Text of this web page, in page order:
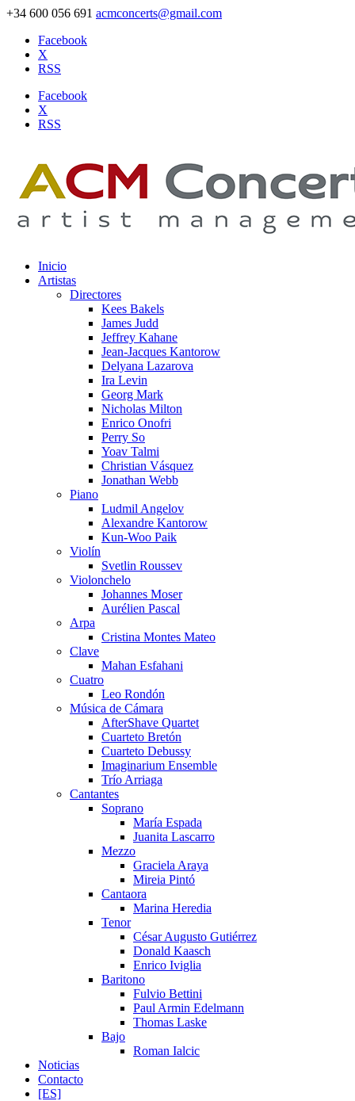
+34 600 056 691 acmconcerts@gmail.com
Facebook
X
RSS
Facebook
X
RSS
Inicio
Artistas
Directores
Kees Bakels
James Judd
Jeffrey Kahane
Jean-Jacques Kantorow
Delyana Lazarova
Ira Levin
Georg Mark
Nicholas Milton
Enrico Onofri
Perry So
Yoav Talmi
Christian Vásquez
Jonathan Webb
Piano
Ludmil Angelov
Alexandre Kantorow
Kun-Woo Paik
Violín
Svetlin Roussev
Violonchelo
Johannes Moser
Aurélien Pascal
Arpa
Cristina Montes Mateo
Clave
Mahan Esfahani
Cuatro
Leo Rondón
Música de Cámara
AfterShave Quartet
Cuarteto Bretón
Cuarteto Debussy
Imaginarium Ensemble
Trío Arriaga
Cantantes
Soprano
María Espada
Juanita Lascarro
Mezzo
Graciela Araya
Mireia Pintó
Cantaora
Marina Heredia
Tenor
César Augusto Gutiérrez
Donald Kaasch
Enrico Iviglia
Baritono
Fulvio Bettini
Paul Armin Edelmann
Thomas Laske
Bajo
Roman Ialcic
Noticias
Contacto
[ES]